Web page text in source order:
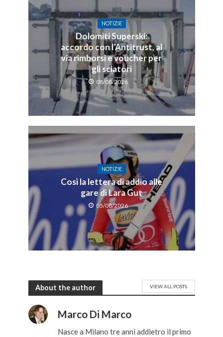
NOTIZIE
Dolomiti Superski:
accordo con l’Antitrust, al
via rimborsi e voucher per
gli sciatori
08/08/2026
NOTIZIE
Così la lettera di addio alle
gare di Lara Gut
05/08/2026
About the author VIEW ALL POSTS
Marco Di Marco
Nasce a Milano tre anni addietro il primo